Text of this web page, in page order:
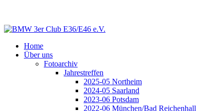
Home
Über uns
Fotoarchiv
Jahrestreffen
2025-05 Northeim
2024-05 Saarland
2023-06 Potsdam
2022-06 München/Bad Reichenhall